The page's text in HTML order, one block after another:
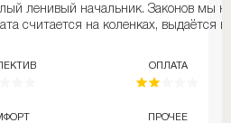
ленивый начальник. Законов мы
считается на коленках, выдаётся в
ОПЛАТА
ПРОЧЕЕ